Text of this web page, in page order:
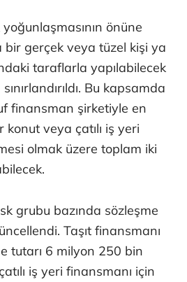
önüne
bir gerçek veya tüzel kişi ya
taraflarla yapılabilecek
Bu kapsamda
finansman şirketiyle en
veya çatılı iş yeri
olmak üzere toplam iki
grubu bazında sözleşme
Taşıt finansmanı
tutarı 6 milyon 250 bin
iş yeri finansmanı için